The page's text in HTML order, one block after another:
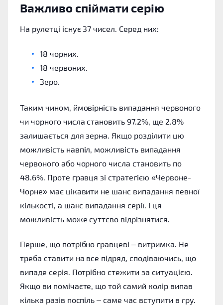
Важливо спіймати серію
На рулетці існує 37 чисел. Серед них:
18 чорних.
18 червоних.
Зеро.
Таким чином, ймовірність випадання червоного
чи чорного числа становить 97.2%, ще 2.8%
залишається для зерна. Якщо розділити цю
можливість навпіл, можливість випадання
червоного або чорного числа становить по
48.6%. Проте гравця зі стратегією «Червоне-
Чорне» має цікавити не шанс випадання певної
кількості, а шанс випадання серії. І ця
можливість може суттєво відрізнятися.
Перше, що потрібно гравцеві – витримка. Не
треба ставити на все підряд, сподіваючись, що
випаде серія. Потрібно стежити за ситуацією.
Якщо ви помічаєте, що той самий колір випав
кілька разів поспіль – саме час вступити в гру.